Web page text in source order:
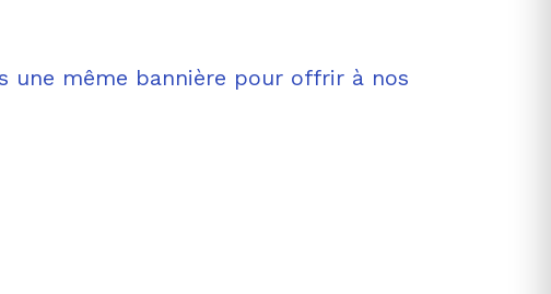
une même bannière pour offrir à nos